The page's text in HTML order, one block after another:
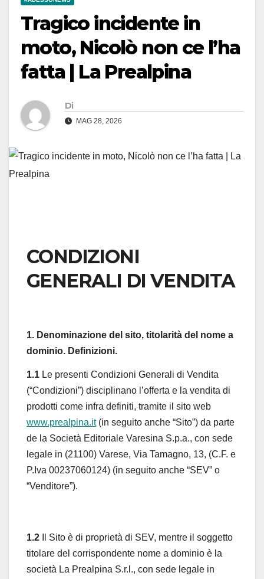
Tragico incidente in
moto, Nicolò non ce l’ha
fatta | La Prealpina
Di
MAG 28, 2026
CONDIZIONI
GENERALI DI VENDITA
1. Denominazione del sito, titolarità del nome a
dominio. Definizioni.
1.1 Le presenti Condizioni Generali di Vendita
(“Condizioni”) disciplinano l’offerta e la vendita di
prodotti come infra definiti, tramite il sito web
www.prealpina.it(in seguito anche “Sito”) da parte
de la Società Editoriale Varesina S.p.a., con sede
legale in (21100) Varese, Via Tamagno, 13, (C.F. e
P.Iva 00237060124) (in seguito anche “SEV” o
“Venditore”).
1.2 Il Sito è di proprietà di SEV, mentre il soggetto
titolare del corrispondente nome a dominio è la
società La Prealpina S.r.l., con sede legale in